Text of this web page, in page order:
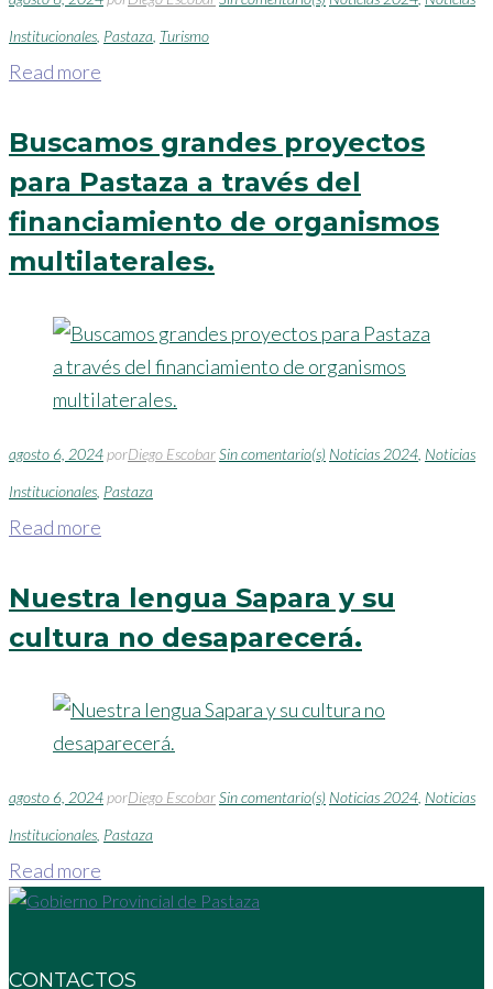
Institucionales, Pastaza, Turismo
Read more
Buscamos grandes proyectos
para Pastaza a través del
financiamiento de organismos
multilaterales.
agosto 6, 2024porDiego EscobarSin comentario(s) Noticias 2024 Noticias
Institucionales Pastaza
Read more
Nuestra lengua Sapara y su
cultura no desaparecerá.
agosto 6, 2024porDiego EscobarSin comentario(s) Noticias 2024 Noticias
Institucionales Pastaza
Read more
CONTACTOS